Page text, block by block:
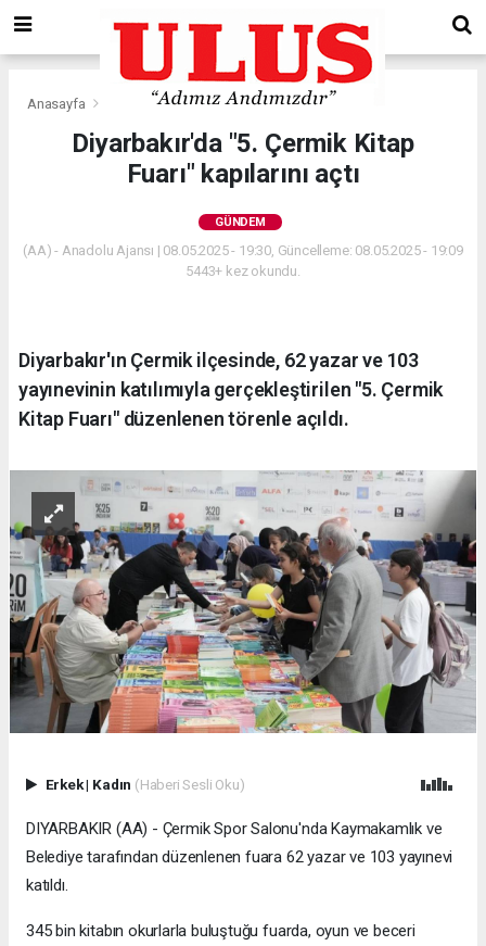
Anasayfa Gündem
Diyarbakır'da "5. Çermik Kitap
Fuarı" kapılarını açtı
GÜNDEM
(AA) - Anadolu Ajansı | 08.05.2025 - 19:30, Güncelleme: 08.05.2025 - 19:09
5443+ kez okundu.
Diyarbakır'ın Çermik ilçesinde, 62 yazar ve 103
yayınevinin katılımıyla gerçekleştirilen "5. Çermik
Kitap Fuarı" düzenlenen törenle açıldı.
Erkek| Kadın (Haberi Sesli Oku)
DIYARBAKIR (AA) - Çermik Spor Salonu'nda Kaymakamlık ve
Belediye tarafından düzenlenen fuara 62 yazar ve 103 yayınevi
katıldı.
345 bin kitabın okurlarla buluştuğu fuarda, oyun ve beceri